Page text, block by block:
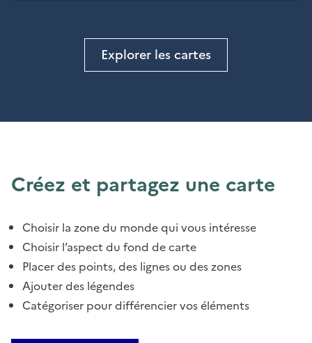
Explorer les cartes
Créez et partagez une carte
Choisir la zone du monde qui vous intéresse
Choisir l’aspect du fond de carte
Placer des points, des lignes ou des zones
Ajouter des légendes
Catégoriser pour différencier vos éléments